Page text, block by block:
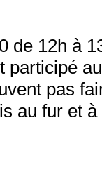
de 12h à
participé
pas
au fur et